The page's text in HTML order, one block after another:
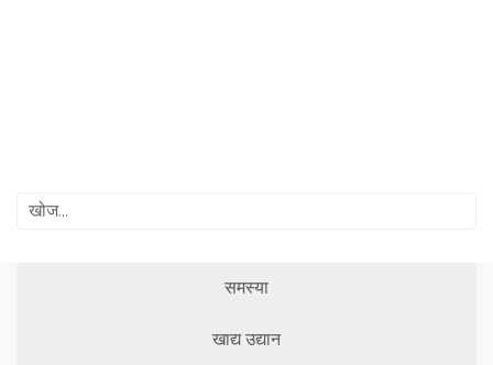
समस्या
खाद्य उद्यान